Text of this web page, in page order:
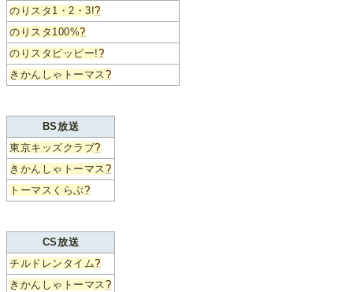
のりスタ1・2・3!?
のりスタ100%?
のりスタピッピー!?
きかんしゃトーマス ?
BS放送
東京キッズクラブ?
きかんしゃトーマス?
トーマスくらぶ?
CS放送
チルドレンタイム?
きかんしゃトーマス?